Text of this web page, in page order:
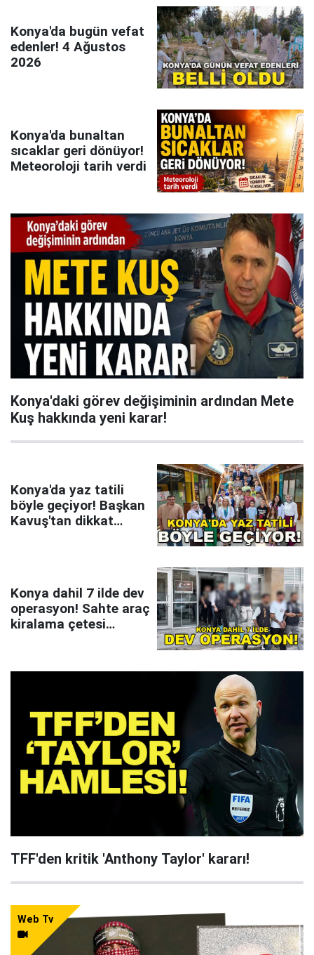
Konya'da bugün vefat
edenler! 4 Ağustos
2026
Konya'da bunaltan
sıcaklar geri dönüyor!
Meteoroloji tarih verdi
Konya'daki görev değişiminin ardından Mete
Kuş hakkında yeni karar!
Konya'da yaz tatili
böyle geçiyor! Başkan
Kavuş'tan dikkat
Konya dahil 7 ilde dev
operasyon! Sahte araç
kiralama çetesi
TFF'den kritik 'Anthony Taylor' kararı!
Web Tv